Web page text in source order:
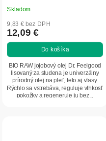
Skladom
9,83 € bez DPH
12,09 €
Do košíka
BIO RAW jojobový olej Dr. Feelgood
lisovaný za studena je univerzálny
prírodný olej na pleť, telo aj vlasy.
Rýchlo sa vstrebáva, reguluje vlhkosť
pokožky a regeneruje ju bez...